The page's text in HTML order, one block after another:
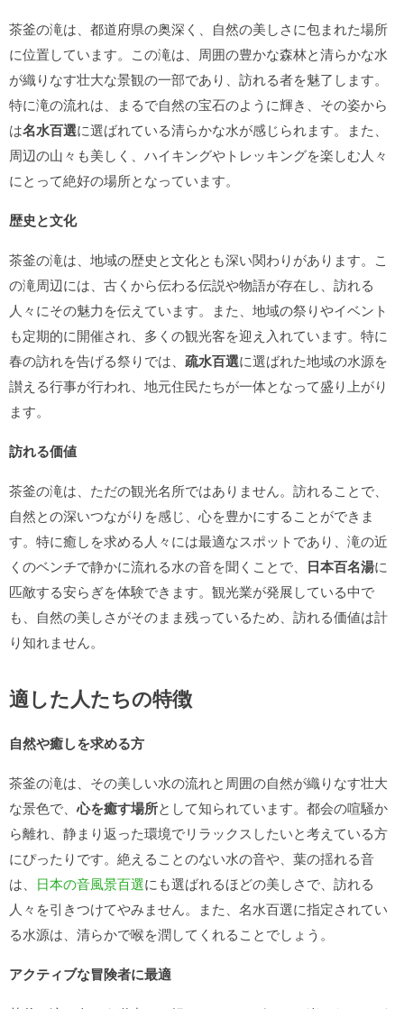
茶釜の滝は、都道府県の奥深く、自然の美しさに包まれた場所
に位置しています。この滝は、周囲の豊かな森林と清らかな水
が織りなす壮大な景観の一部であり、訪れる者を魅了します。
特に滝の流れは、まるで自然の宝石のように輝き、その姿から
は名水百選に選ばれている清らかな水が感じられます。また、
周辺の山々も美しく、ハイキングやトレッキングを楽しむ人々
にとって絶好の場所となっています。
歴史と文化
茶釜の滝は、地域の歴史と文化とも深い関わりがあります。こ
の滝周辺には、古くから伝わる伝説や物語が存在し、訪れる
人々にその魅力を伝えています。また、地域の祭りやイベント
も定期的に開催され、多くの観光客を迎え入れています。特に
春の訪れを告げる祭りでは、 疏水百選に選ばれた地域の水源を
讃える行事が行われ、地元住民たちが一体となって盛り上がり
ます。
訪れる価値
茶釜の滝は、ただの観光名所ではありません。訪れることで、
自然との深いつながりを感じ、心を豊かにすることができま
す。特に癒しを求める人々には最適なスポットであり、滝の近
くのベンチで静かに流れる水の音を聞くことで、 日本百名湯に
匹敵する安らぎを体験できます。観光業が発展している中で
も、自然の美しさがそのまま残っているため、訪れる価値は計
り知れません。
適した人たちの特徴
自然や癒しを求める方
茶釜の滝は、その美しい水の流れと周囲の自然が織りなす壮大
な景色で、心を癒す場所として知られています。都会の喧騒か
ら離れ、静まり返った環境でリラックスしたいと考えている方
にぴったりです。絶えることのない水の音や、葉の揺れる音
は、 日本の音風景百選にも選ばれるほどの美しさで、訪れる
人々を引きつけてやみません。また、名水百選に指定されてい
る水源は、清らかで喉を潤してくれることでしょう。
アクティブな冒険者に最適